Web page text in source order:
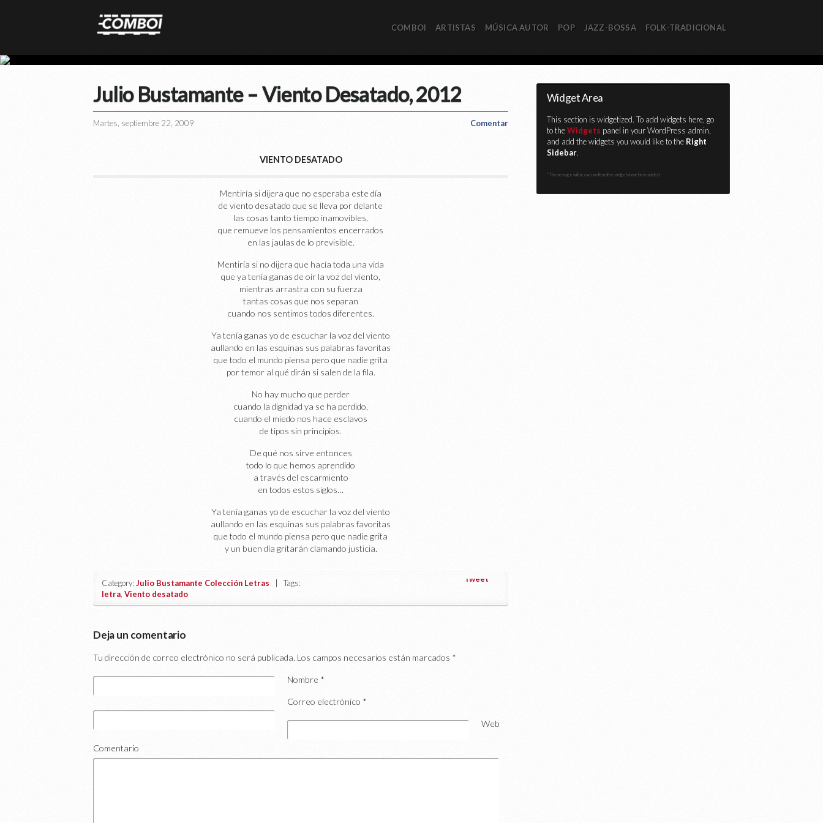
COMBOI ARTISTAS MÚSICA AUTOR POP JAZZ-BOSSA FOLK-TRADICIONAL
Julio Bustamante – Viento Desatado, 2012
Martes, septiembre 22, 2009 Comentar
VIENTO DESATADO
Mentiría si dijera que no esperaba este día
de viento desatado que se lleva por delante
las cosas tanto tiempo inamovibles,
que remueve los pensamientos encerrados
en las jaulas de lo previsible.
Mentiría si no dijera que hacía toda una vida
que ya tenía ganas de oír la voz del viento,
mientras arrastra con su fuerza
tantas cosas que nos separan
cuando nos sentimos todos diferentes.
Ya tenía ganas yo de escuchar la voz del viento
aullando en las esquinas sus palabras favoritas
que todo el mundo piensa pero que nadie grita
por temor al qué dirán si salen de la fila.
No hay mucho que perder
cuando la dignidad ya se ha perdido,
cuando el miedo nos hace esclavos
de tipos sin principios.
De qué nos sirve entonces
todo lo que hemos aprendido
a través del escarmiento
en todos estos siglos…
Ya tenía ganas yo de escuchar la voz del viento
aullando en las esquinas sus palabras favoritas
que todo el mundo piensa pero que nadie grita
y un buen día gritarán clamando justicia.
Category: Julio Bustamante Colección Letras | Tags:
letra, Viento desatado
Tweet
Deja un comentario
Tu dirección de correo electrónico no será publicada. Los campos necesarios están marcados *
Nombre *
Correo electrónico *
Web
Comentario
Widget Area
This section is widgetized. To add widgets here, go
to theWidgets panel in your WordPress admin,
and add the widgets you would like to the Right
Sidebar.
*This message will be overwritten after widgets have been added.